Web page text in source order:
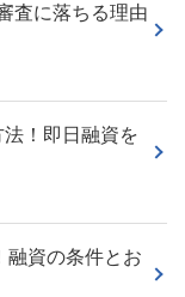
査に落ちる理由
！即日融資を
融資の条件とお